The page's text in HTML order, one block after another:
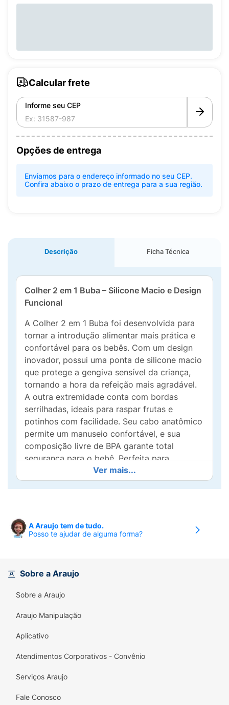
Calcular frete
Informe seu CEP
Opções de entrega
Enviamos para o endereço informado no seu CEP.
Confira abaixo o prazo de entrega para a sua região.
Descrição Ficha Técnica
Colher 2 em 1 Buba – Silicone Macio e Design
Funcional
A Colher 2 em 1 Buba foi desenvolvida para
tornar a introdução alimentar mais prática e
confortável para os bebês. Com um design
inovador, possui uma ponta de silicone macio
que protege a gengiva sensível da criança,
tornando a hora da refeição mais agradável.
A outra extremidade conta com bordas
serrilhadas, ideais para raspar frutas e
potinhos com facilidade. Seu cabo anatômico
permite um manuseio confortável, e sua
composição livre de BPA garante total
segurança para o bebê. Perfeita para
acompanhar cada refeição com praticidade e
carinho!
Ver mais...
A Araujo tem de tudo.
Posso te ajudar de alguma forma?
Sobre a Araujo
Sobre a Araujo
Araujo Manipulação
Aplicativo
Atendimentos Corporativos - Convênio
Serviços Araujo
Fale Conosco